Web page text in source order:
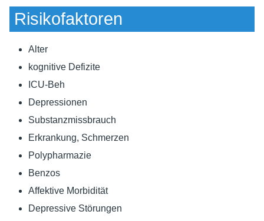
Risikofaktoren
Alter
kognitive Defizite
ICU-Beh
Depressionen
Substanzmissbrauch
Erkrankung, Schmerzen
Polypharmazie
Benzos
Affektive Morbidität
Depressive Störungen